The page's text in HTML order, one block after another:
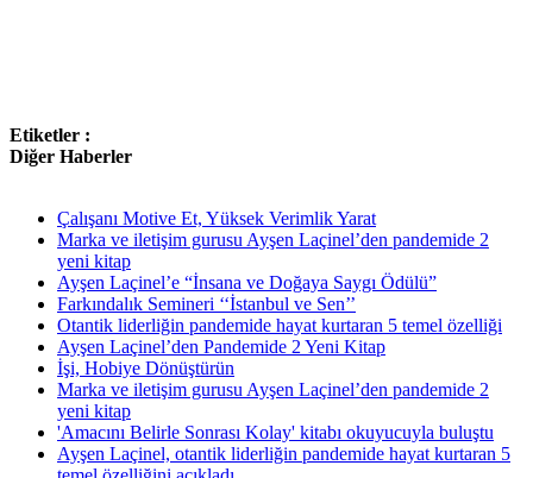
Etiketler :
Diğer Haberler
Çalışanı Motive Et, Yüksek Verimlik Yarat
Marka ve iletişim gurusu Ayşen Laçinel’den pandemide 2
yeni kitap
Ayşen Laçinel’e “İnsana ve Doğaya Saygı Ödülü”
Farkındalık Semineri ‘‘İstanbul ve Sen’’
Otantik liderliğin pandemide hayat kurtaran 5 temel özelliği
Ayşen Laçinel’den Pandemide 2 Yeni Kitap
İşi, Hobiye Dönüştürün
Marka ve iletişim gurusu Ayşen Laçinel’den pandemide 2
yeni kitap
'Amacını Belirle Sonrası Kolay' kitabı okuyucuyla buluştu
Ayşen Laçinel, otantik liderliğin pandemide hayat kurtaran 5